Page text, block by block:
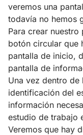
veremos una
todavía no hemos
Para crear
botón circular que
pantalla de inicio,
pantalla de
Una vez dentro
identificación del
información
estudio de trabajo
Veremos que hay